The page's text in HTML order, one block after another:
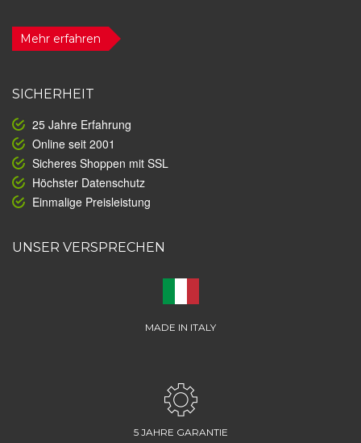
Mehr erfahren
SICHERHEIT
25 Jahre Erfahrung
Online seit 2001
Sicheres Shoppen mit SSL
Höchster Datenschutz
Einmalige Preisleistung
UNSER VERSPRECHEN
MADE IN ITALY
5 JAHRE GARANTIE